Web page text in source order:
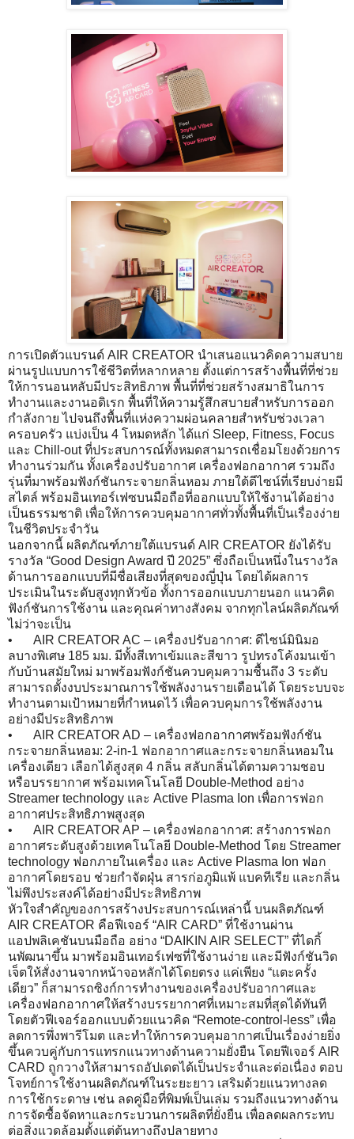
การเปิดตัวแบรนด์ AIR CREATOR นำเสนอแนวคิดความสบาย
ผ่านรูปแบบการใช้ชีวิตที่หลากหลาย ตั้งแต่การสร้างพื้นที่ที่ช่วย
ให้การนอนหลับมีประสิทธิภาพ พื้นที่ที่ช่วยสร้างสมาธิในการ
ทำงานและงานอดิเรก พื้นที่ให้ความรู้สึกสบายสำหรับการออก
กำลังกาย ไปจนถึงพื้นที่แห่งความผ่อนคลายสำหรับช่วงเวลา
ครอบครัว แบ่งเป็น 4 โหมดหลัก ได้แก่ Sleep, Fitness, Focus
และ Chill-out ที่ประสบการณ์ทั้งหมดสามารถเชื่อมโยงด้วยการ
ทำงานร่วมกัน ทั้งเครื่องปรับอากาศ เครื่องฟอกอากาศ รวมถึง
รุ่นที่มาพร้อมฟังก์ชันกระจายกลิ่นหอม ภายใต้ดีไซน์ที่เรียบง่ายมี
สไตล์ พร้อมอินเทอร์เฟซบนมือถือที่ออกแบบให้ใช้งานได้อย่าง
เป็นธรรมชาติ เพื่อให้การควบคุมอากาศทั่วทั้งพื้นที่เป็นเรื่องง่าย
ในชีวิตประจำวัน
นอกจากนี้ ผลิตภัณฑ์ภายใต้แบรนด์ AIR CREATOR ยังได้รับ
รางวัล “Good Design Award ปี 2025” ซึ่งถือเป็นหนึ่งในรางวัล
ด้านการออกแบบที่มีชื่อเสียงที่สุดของญี่ปุ่น โดยได้ผลการ
ประเมินในระดับสูงทุกหัวข้อ ทั้งการออกแบบภายนอก แนวคิด
ฟังก์ชันการใช้งาน และคุณค่าทางสังคม จากทุกไลน์ผลิตภัณฑ์
ไม่ว่าจะเป็น
•
AIR CREATOR AC – เครื่องปรับอากาศ: ดีไซน์มินิมอ
ลบางพิเศษ 185 มม. มีทั้งสีเทาเข้มและสีขาว รูปทรงโค้งมนเข้า
กับบ้านสมัยใหม่ มาพร้อมฟังก์ชันควบคุมความชื้นถึง 3 ระดับ
สามารถตั้งงบประมาณการใช้พลังงานรายเดือนได้ โดยระบบจะ
ทำงานตามเป้าหมายที่กำหนดไว้ เพื่อควบคุมการใช้พลังงาน
อย่างมีประสิทธิภาพ
•
AIR CREATOR AD – เครื่องฟอกอากาศพร้อมฟังก์ชัน
กระจายกลิ่นหอม: 2-in-1 ฟอกอากาศและกระจายกลิ่นหอมใน
เครื่องเดียว เลือกได้สูงสุด 4 กลิ่น สลับกลิ่นได้ตามความชอบ
หรือบรรยากาศ พร้อมเทคโนโลยี Double-Method อย่าง
Streamer technology และ Active Plasma Ion เพื่อการฟอก
อากาศประสิทธิภาพสูงสุด
•
AIR CREATOR AP – เครื่องฟอกอากาศ: สร้างการฟอก
อากาศระดับสูงด้วยเทคโนโลยี Double-Method โดย Streamer
technology ฟอกภายในเครื่อง และ Active Plasma Ion ฟอก
อากาศโดยรอบ ช่วยกำจัดฝุ่น สารก่อภูมิแพ้ แบคทีเรีย และกลิ่น
ไม่พึงประสงค์ได้อย่างมีประสิทธิภาพ
หัวใจสำคัญของการสร้างประสบการณ์เหล่านี้ บนผลิตภัณฑ์
AIR CREATOR คือฟีเจอร์ “AIR CARD” ที่ใช้งานผ่าน
แอปพลิเคชันบนมือถือ อย่าง “DAIKIN AIR SELECT” ที่ไดกิ้
นพัฒนาขึ้น มาพร้อมอินเทอร์เฟซที่ใช้งานง่าย และมีฟังก์ชันวิด
เจ็ตให้สั่งงานจากหน้าจอหลักได้โดยตรง แค่เพียง “แตะครั้ง
เดียว” ก็สามารถซิงก์การทำงานของเครื่องปรับอากาศและ
เครื่องฟอกอากาศให้สร้างบรรยากาศที่เหมาะสมที่สุดได้ทันที
โดยตัวฟีเจอร์ออกแบบด้วยแนวคิด “Remote-control-less” เพื่อ
ลดการพึ่งพารีโมต และทำให้การควบคุมอากาศเป็นเรื่องง่ายยิ่ง
ขึ้นควบคู่กับการแทรกแนวทางด้านความยั่งยืน โดยฟีเจอร์ AIR
CARD ถูกวางให้สามารถอัปเดตได้เป็นประจำและต่อเนื่อง ตอบ
โจทย์การใช้งานผลิตภัณฑ์ในระยะยาว เสริมด้วยแนวทางลด
การใช้กระดาษ เช่น ลดคู่มือที่พิมพ์เป็นเล่ม รวมถึงแนวทางด้าน
การจัดซื้อจัดหาและกระบวนการผลิตที่ยั่งยืน เพื่อลดผลกระทบ
ต่อสิ่งแวดล้อมตั้งแต่ต้นทางถึงปลายทาง